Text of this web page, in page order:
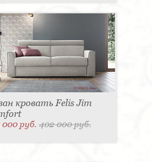
кровать Felis Jim
000 руб.402 000 руб.